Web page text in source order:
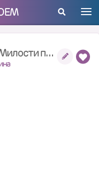
10, Ангел Вечной Милости подаст Знамение, Библия, Малахия , Иаков